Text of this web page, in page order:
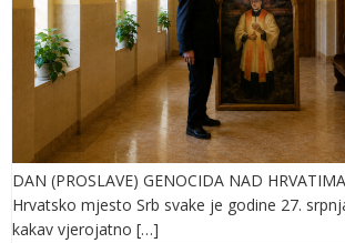
DAN (PROSLAVE) GENOCIDA NAD
Hrvatsko mjesto Srb svake je godine 27.
kakav vjerojatno […]